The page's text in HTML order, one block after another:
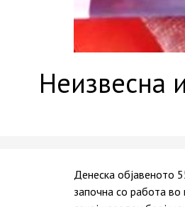
Неизвесна
Денеска објавеното
започна со работа